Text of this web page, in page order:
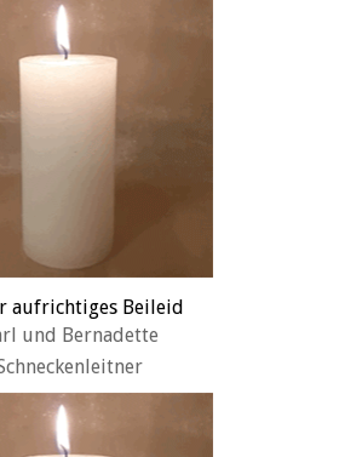
aufrichtiges Beileid
und Bernadette